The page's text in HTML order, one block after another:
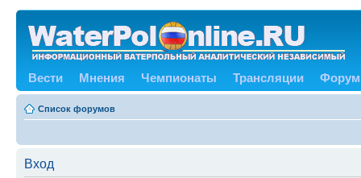
Вести Мнения Чемпионаты Трансляции Форум
Список форумов
Вход